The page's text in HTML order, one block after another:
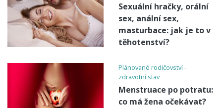
Sexuální hračky, orální
sex, anální sex,
masturbace: jak je to v
těhotenství?
Plánované rodičovství -
zdravotní stav
Menstruace po potratu:
co má žena očekávat?